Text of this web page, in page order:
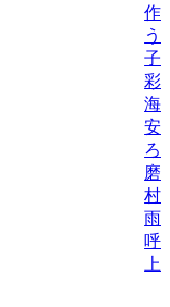
作
う
子/
彩
海
安
ろ
磨
村
雨
呼